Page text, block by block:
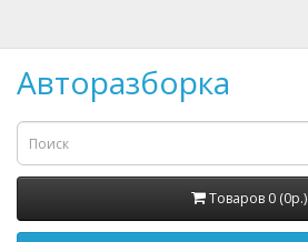
Авторазборка
Товаров 0 (0р.)